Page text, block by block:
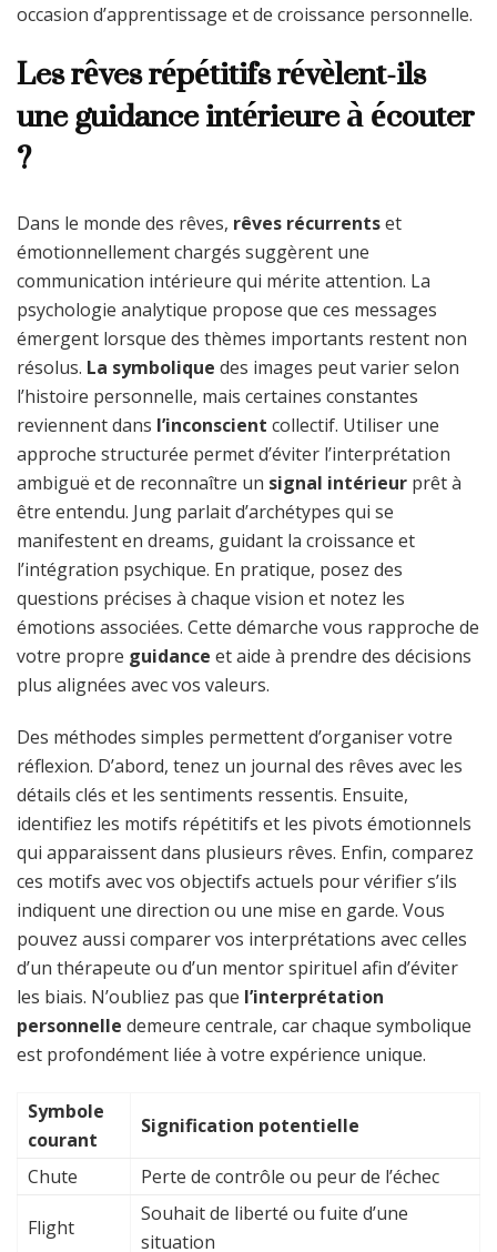
occasion d’apprentissage et de croissance personnelle.
Les rêves répétitifs révèlent-ils
une guidance intérieure à écouter
?
Dans le monde des rêves, rêves récurrentset
émotionnellement chargés suggèrent une
communication intérieure qui mérite attention. La
psychologie analytique propose que ces messages
émergent lorsque des thèmes importants restent non
résolus. La symbolique des images peut varier selon
l’histoire personnelle, mais certaines constantes
reviennent dans l’inconscient collectif. Utiliser une
approche structurée permet d’éviter l’interprétation
ambiguë et de reconnaître un signal intérieur prêt à
être entendu. Jung parlait d’archétypes qui se
manifestent en dreams, guidant la croissance et
l’intégration psychique. En pratique, posez des
questions précises à chaque vision et notez les
émotions associées. Cette démarche vous rapproche de
votre propre guidance et aide à prendre des décisions
plus alignées avec vos valeurs.
Des méthodes simples permettent d’organiser votre
réflexion. D’abord, tenez un journal des rêves avec les
détails clés et les sentiments ressentis. Ensuite,
identifiez les motifs répétitifs et les pivots émotionnels
qui apparaissent dans plusieurs rêves. Enfin, comparez
ces motifs avec vos objectifs actuels pour vérifier s’ils
indiquent une direction ou une mise en garde. Vous
pouvez aussi comparer vos interprétations avec celles
d’un thérapeute ou d’un mentor spirituel afin d’éviter
les biais. N’oubliez pas que l’interprétation
personnelle demeure centrale, car chaque symbolique
est profondément liée à votre expérience unique.
Symbole
courant
Signification potentielle
Chute Perte de contrôle ou peur de l’échec
Flight
Souhait de liberté ou fuite d’une
situation